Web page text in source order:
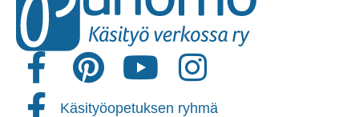
Käsityöopetuksen ryhmä